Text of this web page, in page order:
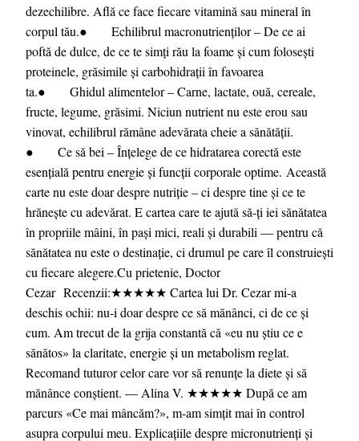
dezechilibre. Află ce face fiecare vitamină sau mineral în
corpul tău.● Echilibrul macronutrienților – De ce ai
poftă de dulce, de ce te simți rău la foame și cum folosești
proteinele, grăsimile și carbohidrații în favoarea
ta.● Ghidul alimentelor – Carne, lactate, ouă, cereale,
fructe, legume, grăsimi. Niciun nutrient nu este erou sau
vinovat, echilibrul rămâne adevărata cheie a sănătății.
● Ce să bei – Înțelege de ce hidratarea corectă este
esențială pentru energie și funcții corporale optime. Această
carte nu este doar despre nutriție – ci despre tine și ce te
hrănește cu adevărat. E cartea care te ajută să-ți iei sănătatea
în propriile mâini, în pași mici, reali și durabili — pentru că
sănătatea nu este o destinație, ci drumul pe care îl construiești
cu fiecare alegere.Cu prietenie, Doctor
Cezar Recenzii:★★★★★ Cartea lui Dr. Cezar mi-a
deschis ochii: nu-i doar despre ce să mănânci, ci de ce şi
cum. Am trecut de la grija constantă că «eu nu ştiu ce e
sănătos» la claritate, energie şi un metabolism reglat.
Recomand tuturor celor care vor să renunţe la diete şi să
mănânce conştient. — Alina V. ★★★★★ După ce am
parcurs «Ce mai mâncăm?», m-am simţit mai în control
asupra corpului meu. Explicaţiile despre micronutrienţi şi